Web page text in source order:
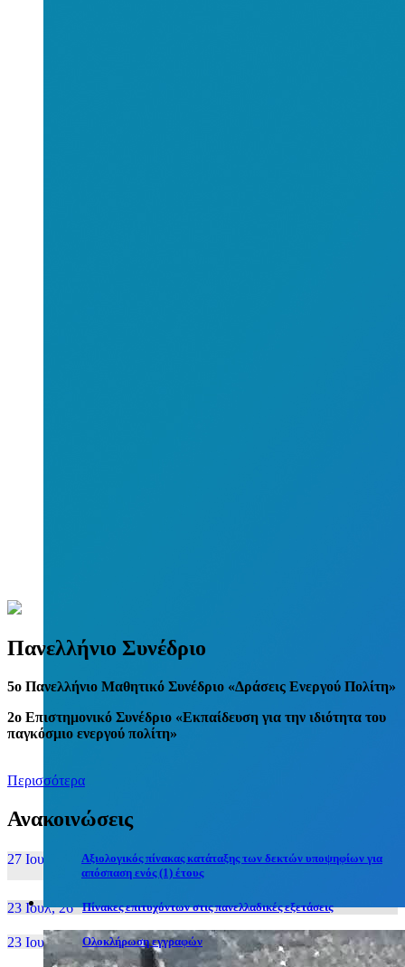
Πανελλήνιο Συνέδριο
5o Πανελλήνιο Μαθητικό Συνέδριο «Δράσεις Ενεργού Πολίτη»
2ο Επιστημονικό Συνέδριο «Εκπαίδευση για την ιδιότητα του
παγκόσμιο ενεργού πολίτη»
Περισσότερα
Ανακοινώσεις
27 Ιουν, 26
Αξιολογικός πίνακας κατάταξης των δεκτών υποψηφίων για
απόσπαση ενός (1) έτους
23 Ιουλ, 26 Πίνακες επιτυχόντων στις πανελλαδικές εξετάσεις
23 Ιουλ, 26 Ολοκλήρωση εγγραφών